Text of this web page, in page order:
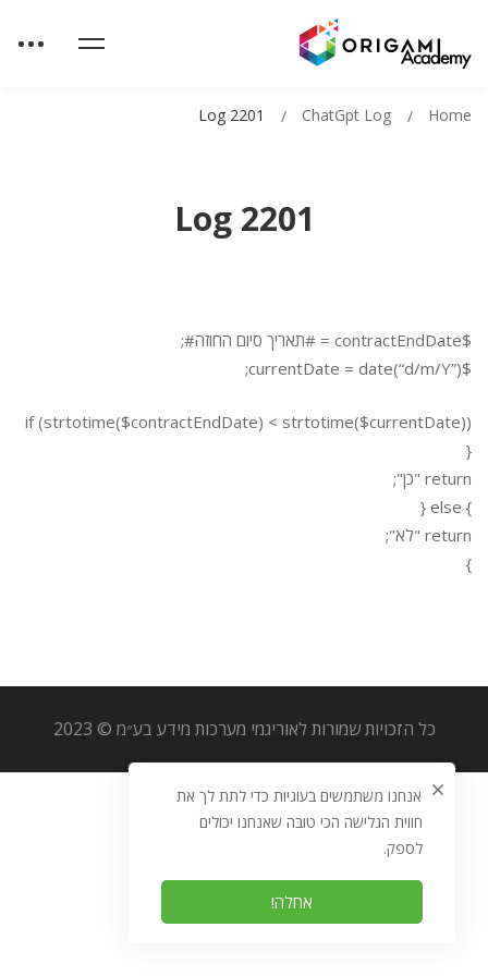
Log 2201
Home
ChatGpt Log
Log 2201
$contractEndDate = #תאריך סיום החוזה#;
$currentDate = date(“d/m/Y”);
if (strtotime($contractEndDate) < strtotime($currentDate))
{
return "כן";
} else {
return "לא";
}
כל הזכויות שמורות לאוריגמי מערכות מידע בע״מ © 2023
אנחנו משתמשים בעוגיות כדי לתת לך את
חווית הגלישה הכי טובה שאנחנו יכולים
לספק.
אחלה!